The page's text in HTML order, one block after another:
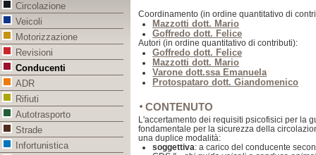
Coordinamento (in ordine quantitativo di
Mazzotti dott. Mario
Goffredo dott. Felice
Autori (in ordine quantitativo di contributi):
Goffredo dott. Felice
Mazzotti dott. Mario
Varone dott.ssa Emanuela
Protospataro dott. Giandomenico
CONTENUTO
L'accertamento dei requisiti psicofisici per la
fondamentale per la sicurezza della
una duplice modalità:
soggettiva: a carico del conducente
Circolazione
Veicoli
Motorizzazione
Revisioni
Conducenti
ADR
Rifiuti
Autotrasporto
Strade
Infortunistica